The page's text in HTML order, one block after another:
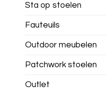
Sta op stoelen
Fauteuils
Outdoor meubelen
Patchwork stoelen
Outlet